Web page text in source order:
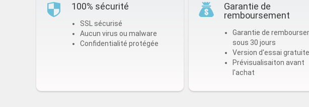
100% sécurité
SSL sécurisé
Aucun virus ou malware
Confidentialité protégée
Garantie de
remboursement
Garantie de
sous 30 jours
Version d'essai gratuite
Prévisualisaiton avant
l'achat